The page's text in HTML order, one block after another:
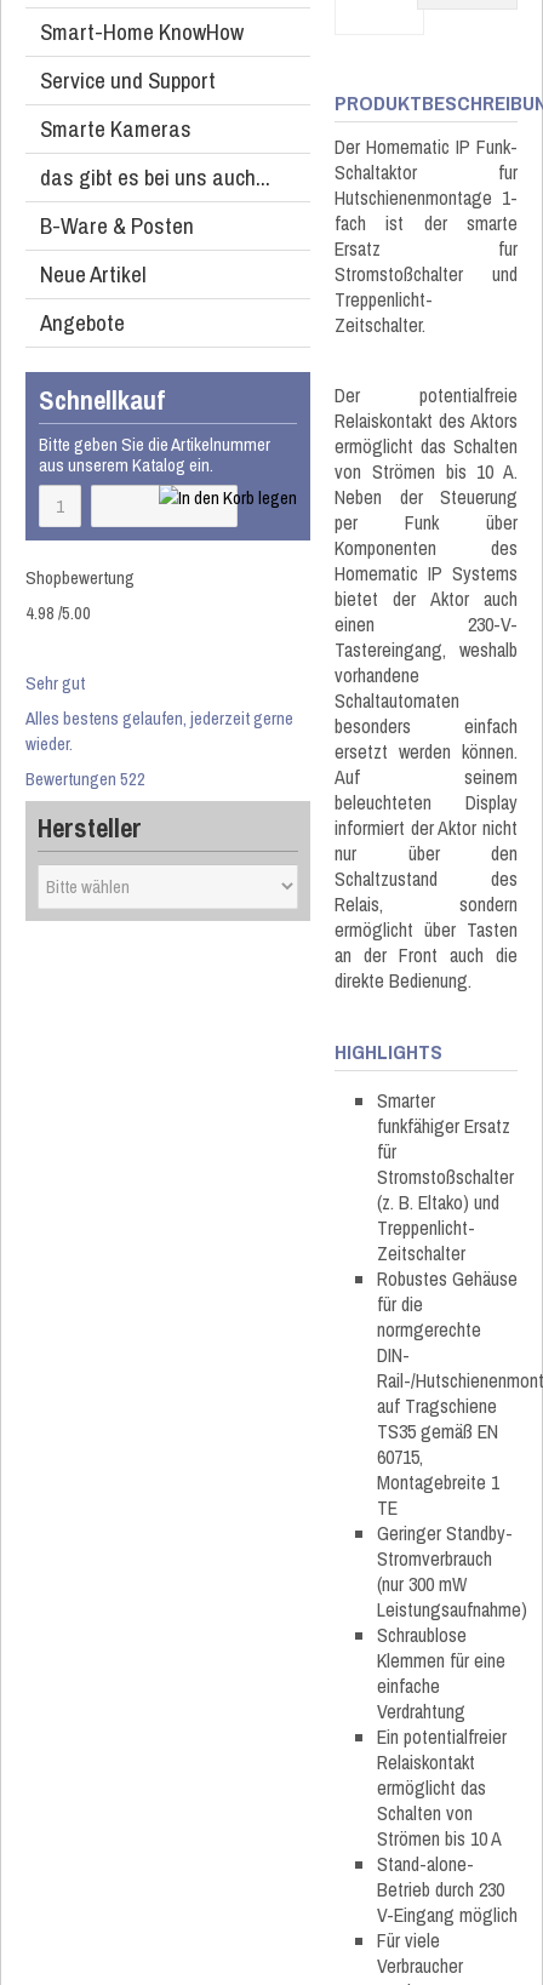
Smart-Home KnowHow
Service und Support
Smarte Kameras
das gibt es bei uns auch...
B-Ware & Posten
Neue Artikel
Angebote
Schnellkauf
Bitte geben Sie die Artikelnummer
aus unserem Katalog ein.
Shopbewertung
4.98/5.00
Sehr gut
Alles bestens gelaufen, jederzeit gerne
wieder.
Bewertungen 522
Hersteller
Der Homematic IP Funk-
Schaltaktor fur
Hutschienenmontage 1-
fach ist der smarte
Ersatz fur
Stromstoßchalter und
Treppenlicht-
Zeitschalter.
Der potentialfreie
Relaiskontakt des Aktors
ermöglicht das Schalten
von Strömen bis 10 A.
Neben der Steuerung
per Funk über
Komponenten des
Homematic IP Systems
bietet der Aktor auch
einen 230-V-
Tastereingang, weshalb
vorhandene
Schaltautomaten
besonders einfach
ersetzt werden können.
Auf seinem
beleuchteten Display
informiert der Aktor nicht
nur über den
Schaltzustand des
Relais, sondern
ermöglicht über Tasten
an der Front auch die
direkte Bedienung.
HIGHLIGHTS
Smarter
funkfähiger Ersatz
für
Stromstoßschalter
(z. B. Eltako) und
Treppenlicht-
Zeitschalter
Robustes Gehäuse
für die
normgerechte
DIN-
Rail-/
auf Tragschiene
TS35 gemäß EN
60715,
Montagebreite 1
TE
Geringer Standby-
Stromverbrauch
(nur 300 mW
Leistungsaufnahme)
Schraublose
Klemmen für eine
einfache
Verdrahtung
Ein potentialfreier
Relaiskontakt
ermöglicht das
Schalten von
Strömen bis 10 A
Stand-alone-
Betrieb durch 230
V-Eingang möglich
Für viele
Verbraucher